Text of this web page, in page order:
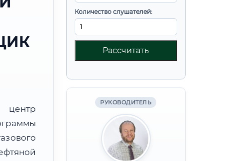
Количество слушателей:
Рассчитать
РУКОВОДИТЕЛЬ
центр